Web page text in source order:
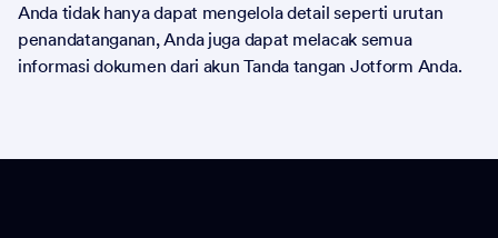
Anda tidak hanya dapat mengelola detail seperti urutan
penandatanganan, Anda juga dapat melacak semua
informasi dokumen dari akun Tanda tangan Jotform Anda.